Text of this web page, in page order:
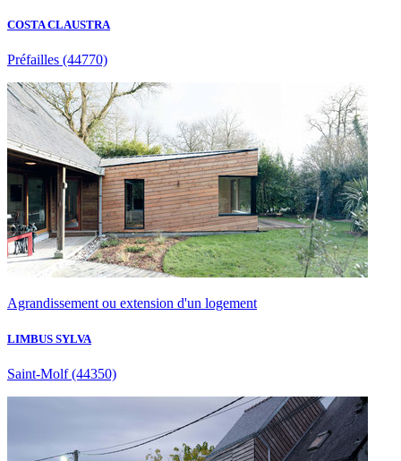
COSTA CLAUSTRA
Préfailles (44770)
Agrandissement ou extension d'un logement
LIMBUS SYLVA
Saint-Molf(44350)